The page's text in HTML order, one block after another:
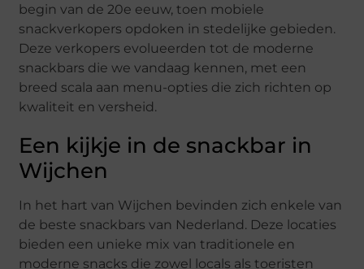
begin van de 20e eeuw, toen mobiele
snackverkopers opdoken in stedelijke gebieden.
Deze verkopers evolueerden tot de moderne
snackbars die we vandaag kennen, met een
breed scala aan menu-opties die zich richten op
kwaliteit en versheid.
Een kijkje in de snackbar in
Wijchen
In het hart van Wijchen bevinden zich enkele van
de beste snackbars van Nederland. Deze locaties
bieden een unieke mix van traditionele en
moderne snacks die zowel locals als toeristen